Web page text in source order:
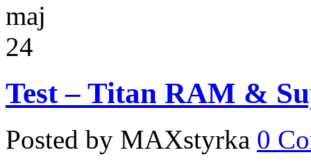
maj
24
Test – Titan RAM &
Posted by MAXstyrka 0